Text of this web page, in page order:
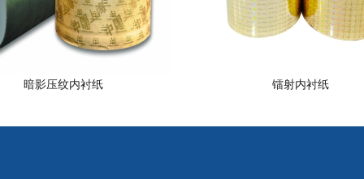
暗影压纹内衬纸 镭射内衬纸